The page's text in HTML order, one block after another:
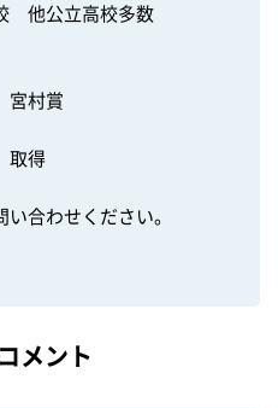
他公立高校多数
宮村賞
得
合わせください。
メント